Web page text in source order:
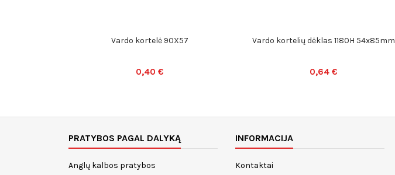
Vardo kortelė 90X57
0,40 €
Vardo kortelių dėklas 1180H 54x85mm
0,64 €
PRATYBOS PAGAL DALYKĄ
Anglų kalbos pratybos
INFORMACIJA
Kontaktai